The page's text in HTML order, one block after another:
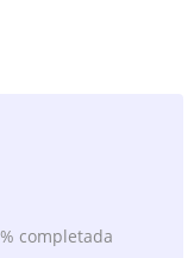
completada